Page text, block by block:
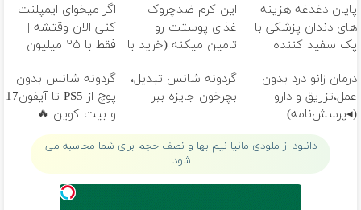
پایان دغدغه هزینه
های دندان پزشکی با
پک سفید کننده
این کرم ضدچروک
غذای پوستت رو
تامین میکنه (خرید با
اگر میخوای ایمپلنت
کنی الان وقتشه |
فقط با ۲۵ میلیون
درمان زانو درد بدون
عمل،تزریق و دارو
(◂پرسش‌نامه)
گردونه شانس تبدیل،
بچرخون جایزه ببر
گردونه شانس بدون
پوچ از PS5 تا آیفون17
و بیت کوین 🔥
دانلود از ملودی مانیا نیم بها و نصف حجم برای شما محاسبه می
شود.